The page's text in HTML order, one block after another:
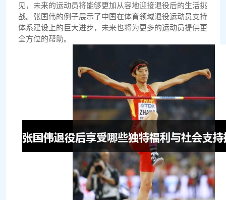
见，未来的运动员将能够更加从容地迎接退役后的生活挑
战。张国伟的例子展示了中国在体育领域退役运动员支持
体系建设上的巨大进步，未来也将为更多的运动员提供更
全方位的帮助。